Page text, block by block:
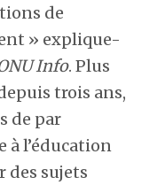
de
» explique-
Info. Plus
trois ans,
de par
à l’éducation
des sujets